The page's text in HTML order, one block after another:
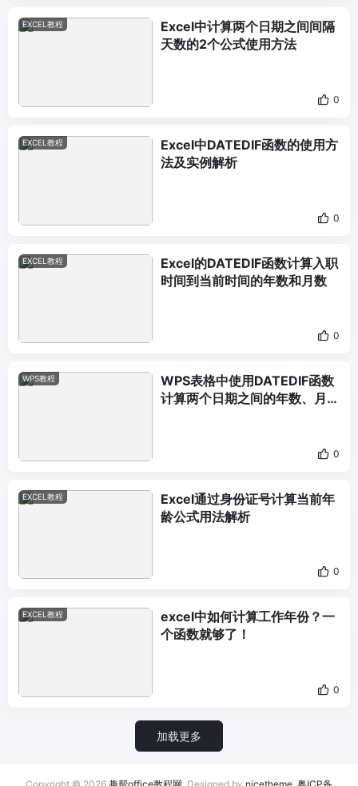
EXCEL教程
Excel中计算两个日期之间间隔
天数的2个公式使用方法
0
EXCEL教程
Excel中DATEDIF函数的使用方
法及实例解析
0
EXCEL教程
Excel的DATEDIF函数计算入职
时间到当前时间的年数和月数
0
WPS教程
WPS表格中使用DATEDIF函数
计算两个日期之间的年数、月数
0
EXCEL教程
Excel通过身份证号计算当前年
龄公式用法解析
0
EXCEL教程
excel中如何计算工作年份？一
个函数就够了！
0
加载更多